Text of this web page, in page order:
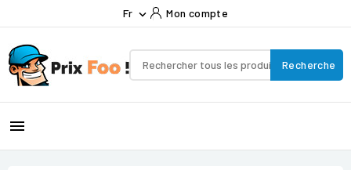
Fr  Mon compte
Recherche
